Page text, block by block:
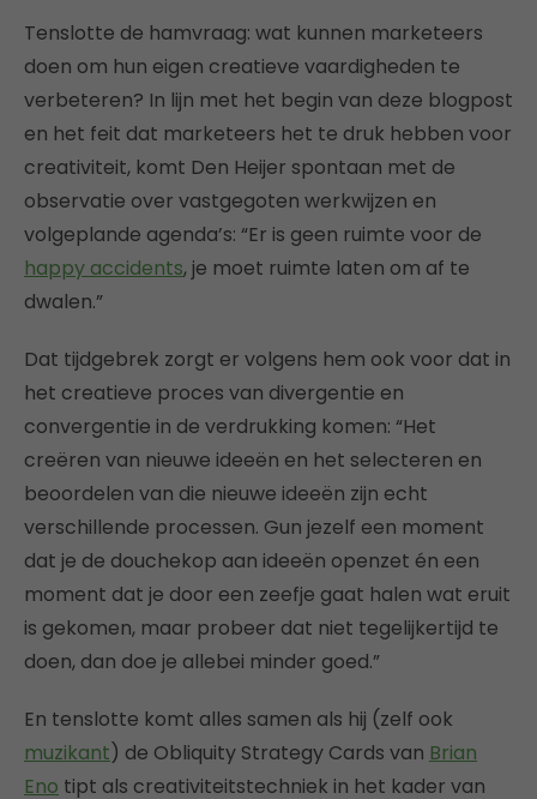
Tenslotte de hamvraag: wat kunnen marketeers
doen om hun eigen creatieve vaardigheden te
verbeteren? In lijn met het begin van deze blogpost
en het feit dat marketeers het te druk hebben voor
creativiteit, komt Den Heijer spontaan met de
observatie over vastgegoten werkwijzen en
volgeplande agenda’s: “Er is geen ruimte voor de
happy accidents, je moet ruimte laten om af te
dwalen.”
Dat tijdgebrek zorgt er volgens hem ook voor dat in
het creatieve proces van divergentie en
convergentie in de verdrukking komen: “Het
creëren van nieuwe ideeën en het selecteren en
beoordelen van die nieuwe ideeën zijn echt
verschillende processen. Gun jezelf een moment
dat je de douchekop aan ideeën openzet én een
moment dat je door een zeefje gaat halen wat eruit
is gekomen, maar probeer dat niet tegelijkertijd te
doen, dan doe je allebei minder goed.”
En tenslotte komt alles samen als hij (zelf ook
muzikant) de Obliquity Strategy Cards van Brian
Eno tipt als creativiteitstechniek in het kader van